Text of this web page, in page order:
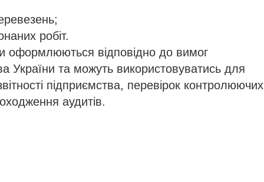
робіт.
оформлюються відповідно до вимог
України та можуть використовуватись для
підприємства, перевірок контролюючих
аудитів.